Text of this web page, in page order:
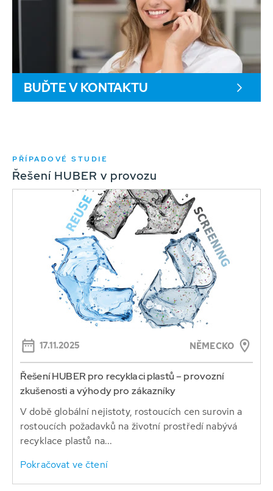
BUĎTE V KONTAKTU
PŘÍPADOVÉ STUDIE
Řešení HUBER v provozu
17.11.2025 NĚMECKO
Řešení HUBER pro recyklaci plastů – provozní
zkušenosti a výhody pro zákazníky
V době globální nejistoty, rostoucích cen surovin a
rostoucích požadavků na životní prostředí nabývá
recyklace plastů na...
Pokračovat ve čtení